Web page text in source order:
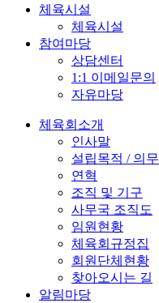
체육시설
체육시설
참여마당
상담센터
1:1 이메일문의
자유마당
체육회소개
인사말
설립목적 / 의무
연혁
조직 및 기구
사무국 조직도
임원현황
체육회규정집
회원단체현황
찾아오시는 길
알림마당